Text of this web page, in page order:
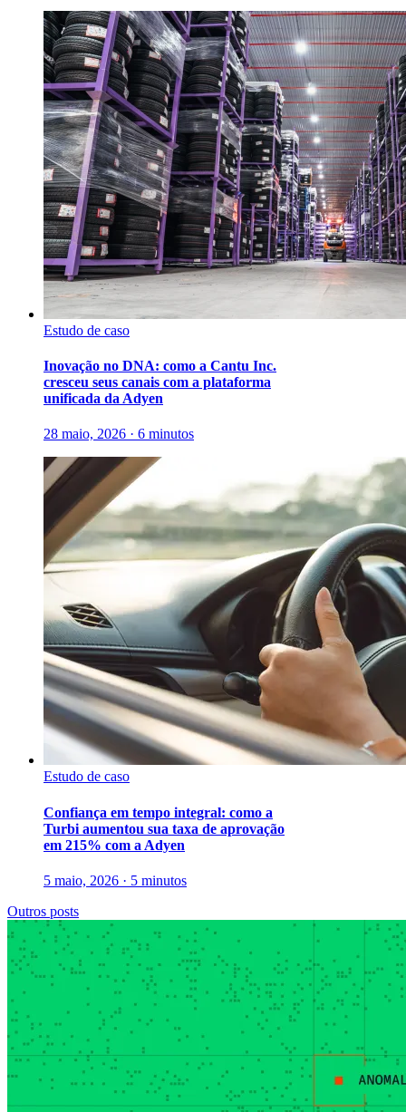
Estudo de caso
Inovação no DNA: como a Cantu Inc.
cresceu seus canais com a plataforma
unificada da Adyen
28 maio, 2026 · 6 minutos
Estudo de caso
Confiança em tempo integral: como a
Turbi aumentou sua taxa de aprovação
em 215% com a Adyen
5 maio, 2026 · 5 minutos
Outros posts